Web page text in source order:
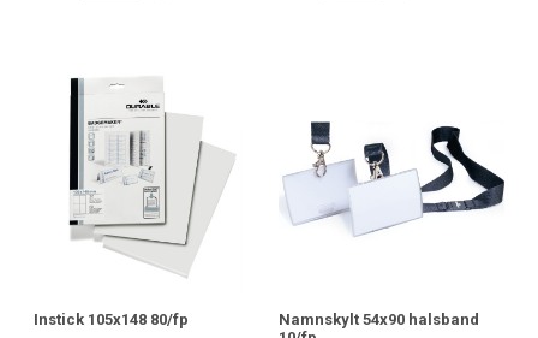
Instick 105x148 80/fp
Namnskylt 54x90 halsband